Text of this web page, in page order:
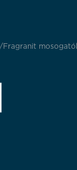
Fragranit